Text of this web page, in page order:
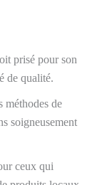
prisé pour son
de qualité.
méthodes de
soigneusement
ceux qui